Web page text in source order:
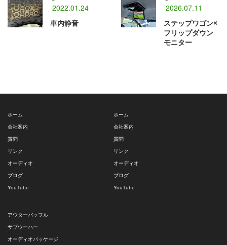
2022.01.24
車内静音
2026.07.11
ステップワゴン×
フリップダウン
モニター
ホーム
会社案内
質問
リンク
オーディオ
ブログ
YouTube
ホーム
会社案内
質問
リンク
オーディオ
ブログ
YouTube
アウターバッフル
サブウーハー
オーディオパッケージ